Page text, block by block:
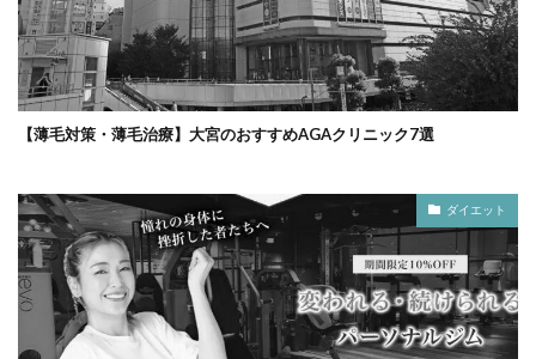
【薄毛対策・薄毛治療】大宮のおすすめAGAクリニック7選
ダイエット